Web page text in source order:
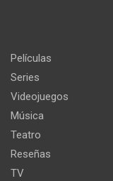
Películas
Series
Videojuegos
Música
Teatro
Reseñas
TV